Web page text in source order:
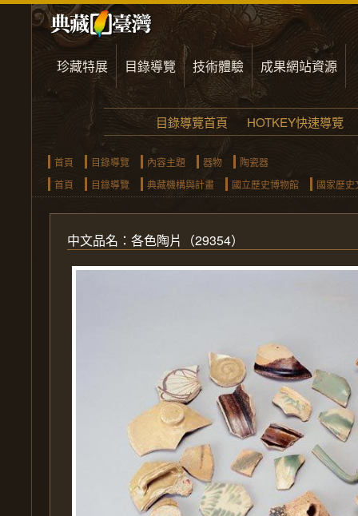
珍藏特展 目錄導覽 技術體驗 成果網站資源
目錄導覽首頁 HOTKEY快速導覽
首頁 目錄導覽 內容主題 器物
陶瓷器
首頁
目錄導覽 典藏機構與計畫 國立歷史博物館 國家歷
中文品名：各色陶片 （29354）